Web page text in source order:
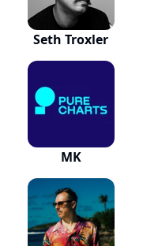
Seth Troxler
MK